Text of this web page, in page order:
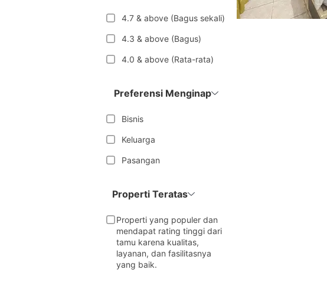
4.7 & above (Bagus sekali)
4.3 & above (Bagus)
4.0 & above (Rata-rata)
Preferensi Menginap
Bisnis
Keluarga
Pasangan
Properti Teratas
Properti yang populer dan
mendapat rating tinggi dari
tamu karena kualitas,
layanan, dan fasilitasnya
yang baik.